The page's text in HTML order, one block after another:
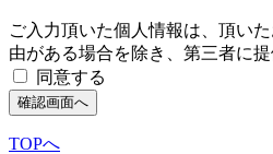
ご入力頂いた個人情報は、頂い
由がある場合を除き、第三者に
同意する
確認画面へ
TOPへ